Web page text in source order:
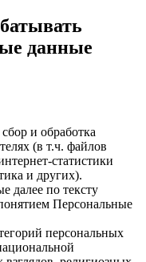
данные
и обработка
(в т.ч. файлов
статистики
и других).
далее по тексту
Персональные
персональных